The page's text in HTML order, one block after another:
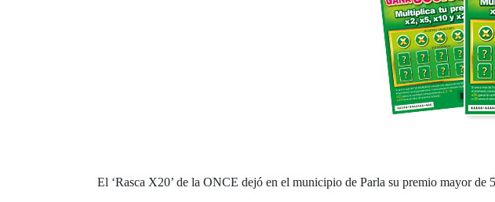
El ‘Rasca X20’ de la ONCE dejó en el municipio de Parla su premio mayor de